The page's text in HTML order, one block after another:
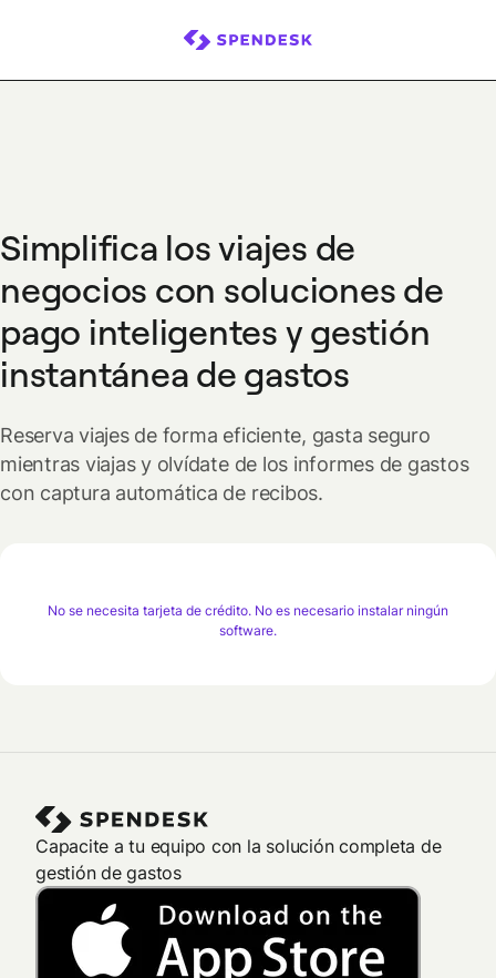
Simplifica los viajes de
negocios con soluciones de
pago inteligentes y gestión
instantánea de gastos
Reserva viajes de forma eficiente, gasta seguro
mientras viajas y olvídate de los informes de gastos
con captura automática de recibos.
No se necesita tarjeta de crédito. No es necesario instalar ningún
software.
Capacite a tu equipo con la solución completa de
gestión de gastos